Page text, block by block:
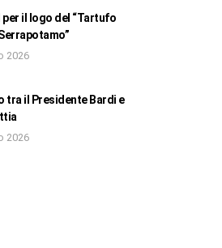
per il logo del “Tartufo
2026
tra il Presidente Bardi e
2026